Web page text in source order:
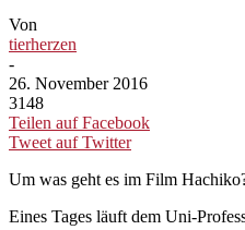
Von
tierherzen
-
26. November 2016
3148
Teilen auf Facebook
Tweet auf Twitter
Um was geht es im Film
Eines Tages läuft dem Uni-